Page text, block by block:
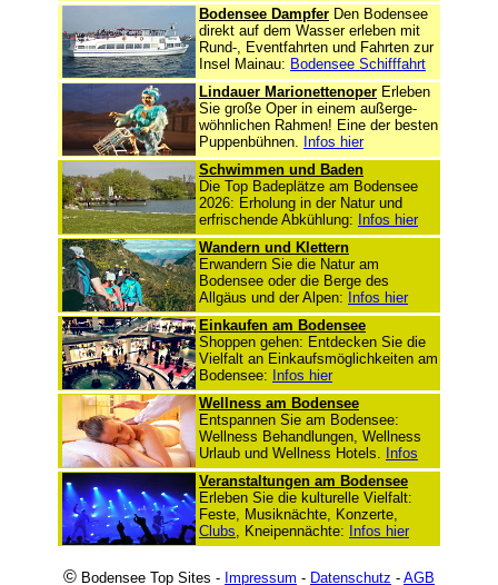
Bodensee Dampfer Den Bodensee
direkt auf dem Wasser erleben mit
Rund-, Eventfahrten und Fahrten zur
Insel Mainau: Bodensee Schifffahrt
Lindauer Marionettenoper Erleben
Sie große Oper in einem außerge-
wöhnlichen Rahmen! Eine der besten
Puppenbühnen. Infos hier
Schwimmen und Baden
Die Top Badeplätze am Bodensee
2026: Erholung in der Natur und
erfrischende Abkühlung: Infos hier
Wandern und Klettern
Erwandern Sie die Natur am
Bodensee oder die Berge des
Allgäus und der Alpen: Infos hier
Einkaufen am Bodensee
Shoppen gehen: Entdecken Sie die
Vielfalt an Einkaufsmöglichkeiten am
Bodensee: Infos hier
Wellness am Bodensee
Entspannen Sie am Bodensee:
Wellness Behandlungen, Wellness
Urlaub und Wellness Hotels. Infos
Veranstaltungen am Bodensee
Erleben Sie die kulturelle Vielfalt:
Feste, Musiknächte, Konzerte,
Clubs, Kneipennächte: Infos hier
© Bodensee Top Sites - Impressum - Datenschutz - AGB